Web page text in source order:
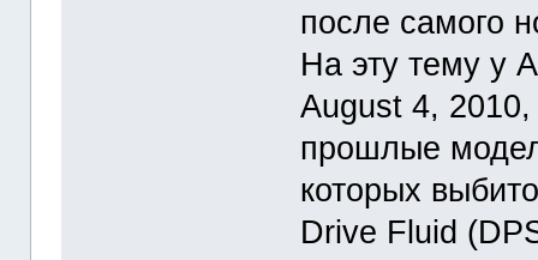
после самого
На эту тему у
August 4, 2010,
прошлые
которых
Drive Fluid